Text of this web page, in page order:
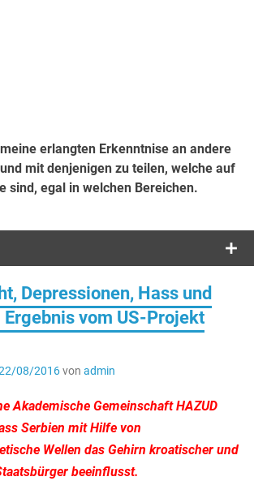
erlangten Erkenntnise an andere
mit denjenigen zu teilen, welche auf
sind, egal in welchen Bereichen.
Depressionen, Hass und
Ergebnis vom US-Projekt
08/2016von admin
Akademische Gemeinschaft HAZUD
Serbien mit Hilfe von
Wellen das Gehirn kroatischer und
beeinflusst.